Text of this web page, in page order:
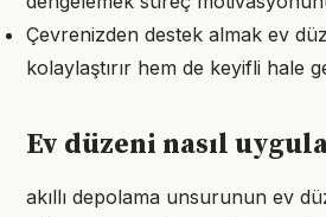
Çevrenizden destek almak ev
kolaylaştırır hem de keyifli hale
Ev düzeni nasıl
akıllı depolama unsurunun ev